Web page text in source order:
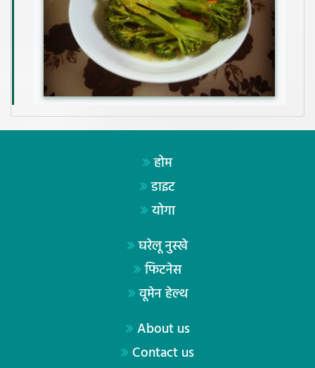
होम
डाइट
योगा
घरेलू नुस्खे
फिटनेस
वूमेन हेल्थ
About us
Contact us